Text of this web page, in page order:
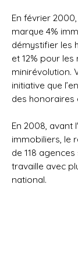
En février
marque 4%
démystifier les
et 12% pour les
minirévolution.
initiative que
des honoraires
En 2008,
immobiliers, le
de 118
travaille avec
national.